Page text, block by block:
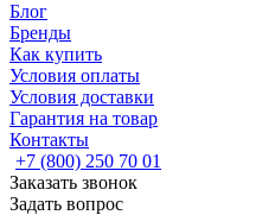
Блог
Бренды
Как купить
Условия оплаты
Условия доставки
Гарантия на товар
Контакты
+7 (800) 250 70 01
Заказать звонок
Задать вопрос